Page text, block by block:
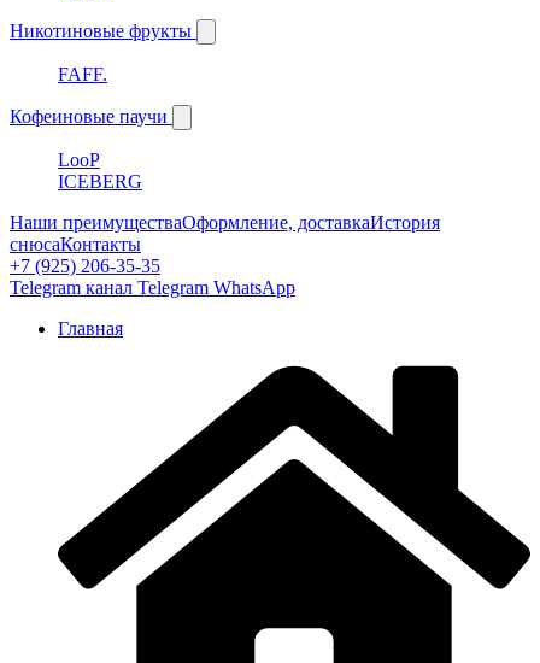
Никотиновые фрукты
FAFF.
Кофеиновые паучи
LooP
ICEBERG
Наши преимуществаОформление, доставкаИстория
снюсаКонтакты
+7 (925) 206-35-35
Telegram канал Telegram WhatsApp
Главная